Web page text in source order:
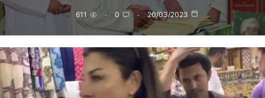
20/03/2023
0
611